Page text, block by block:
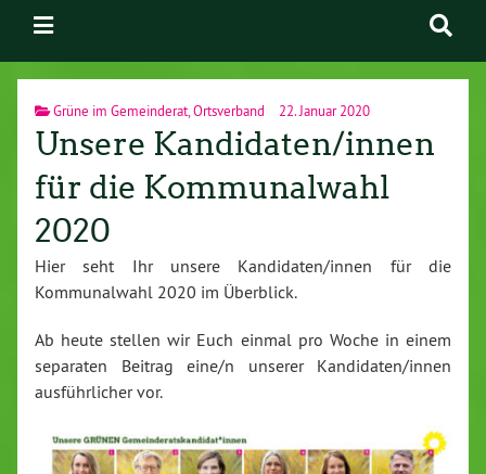
Grüne im Gemeinderat,Ortsverband 22. Januar 2020
Unsere Kandidaten/innen
für die Kommunalwahl
2020
Hier seht Ihr unsere Kandidaten/innen für die
Kommunalwahl 2020 im Überblick.
Ab heute stellen wir Euch einmal pro Woche in einem
separaten Beitrag eine/n unserer Kandidaten/innen
ausführlicher vor.